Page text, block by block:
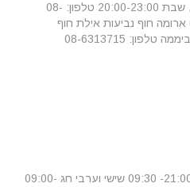
08:00-21:00, ו'- 08:00-15:00, שבת 20:00-23:00 טלפון: 08-
6318445 , פקס: 08-6318447 ארומה חוף נביעות אילת חוף
נביעות שעות פתיחה 24 שעות ביממה טלפון: 08-6313715
שעות פתיחה ראשון עד חמישי 21:00- 09:30 שישי וערבי חג 09:00-